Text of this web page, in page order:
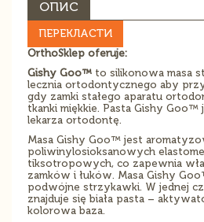
ОПИС
ПЕРЕКЛАСТИ
OrthoSklep oferuje:
Gishy Goo™ to silikonowa masa
lecznia ortodontycznego aby
gdy zamki stałego aparatu
tkanki miękkie. Pasta Gishy
lekarza ortodontę.
Masa Gishy Goo™ jest
poliwinylosioksanowych
tiksotropowych, co zapewnia
zamków i łuków. Masa Gishy
podwójne strzykawki. W jednej
znajduje się biała pasta –
kolorowa baza.